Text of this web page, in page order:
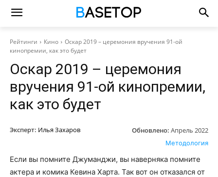
Рейтинги Кино
Оскар 2019 – церемония вручения 91-ой
кинопремии, как это будет
Оскар 2019 – церемония
вручения 91-ой кинопремии,
как это будет
Эксперт: Илья Захаров Обновлено: Апрель 2022
Методология
Если вы помните Джуманджи, вы наверняка помните
актера и комика Кевина Харта. Так вот он отказался от